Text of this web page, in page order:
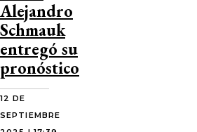
Alejandro
Schmauk
entregó su
pronóstico
12 DE
SEPTIEMBRE